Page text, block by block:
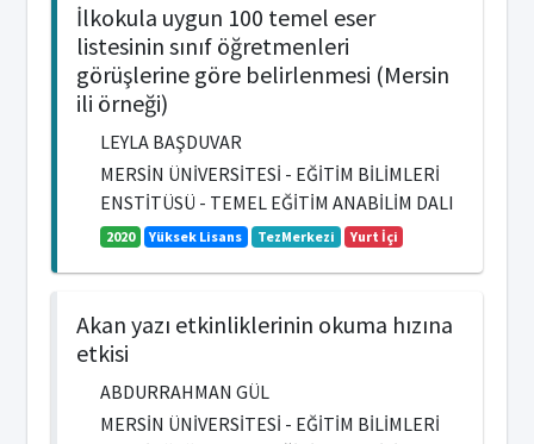
İlkokula uygun 100 temel eser
listesinin sınıf öğretmenleri
görüşlerine göre belirlenmesi (Mersin
ili örneği)
LEYLA BAŞDUVAR
MERSİN ÜNİVERSİTESİ - EĞİTİM BİLİMLERİ
ENSTİTÜSÜ - TEMEL EĞİTİM ANABİLİM DALI
2020 Yüksek Lisans TezMerkezi Yurt İçi
Akan yazı etkinliklerinin okuma hızına
etkisi
ABDURRAHMAN GÜL
MERSİN ÜNİVERSİTESİ - EĞİTİM BİLİMLERİ